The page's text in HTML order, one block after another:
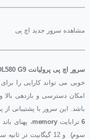
مشاهده سرور جدید اچ پی
سرور اچ پی پرولیانت DL580 G9
خوبی می تواند کارایی را
امکان دسترسی و بازدهی
باشد. این سرور با پشتیبانی از
6ترابایتmemory
سوم) و 12 گیگابیت در ثانیه سرعت برای